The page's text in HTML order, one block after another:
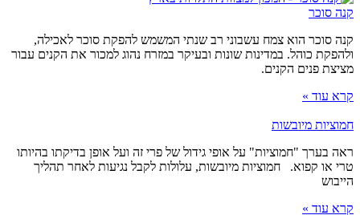
קנה סוכר
קנה סוכר הוא צמח עשבוני רב שנתי המשמש להפקת סוכר לאכילה,
ולהפקת כוהל. במדינות שונות ובעיקר במזרח נהוג למכור את הקנים עבור
מציצת פנים הקנים.
קרא עוד »
חמוציות מיובשות
ראה בערך "חמוציות" על אופי גידול של פרי זה ועל אופן בדיקתו בהיותו
טרי או קפוא. חמוציות מיובשות, עלולות לקבל נגיעות לאחר תהליך
הייבוש
קרא עוד »